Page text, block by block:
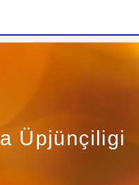
Üpjünçiligi